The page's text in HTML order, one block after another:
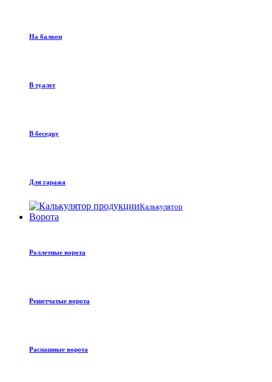
На балкон
В туалет
В беседку
Для гаража
Калькулятор
Ворота
Роллетные ворота
Решетчатые ворота
Распашные ворота